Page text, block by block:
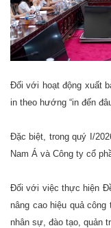
Đối với hoạt động xuất
in theo hướng “in đến
Đặc biệt, trong quý I/
Nam Á và Công ty cổ
Đối với việc thực hiện
nâng cao hiệu quả
nhân sự, đào tạo, quản